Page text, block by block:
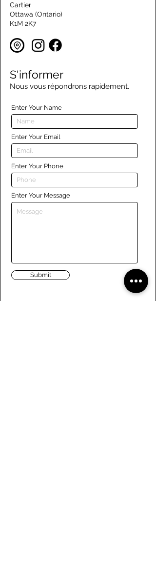
Cartier
Ottawa (Ontario)
K1M 2K7
S'informer
Nous vous répondrons rapidement.
Enter Your Name
Enter Your Email
Enter Your Phone
Enter Your Message
Submit